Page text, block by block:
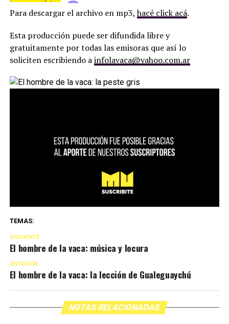
Para descargar el archivo en mp3,hacé click acá.
Esta producción puede ser difundida libre y
gratuitamente por todas las emisoras que así lo
soliciten escribiendo ainfolavaca@yahoo.com.ar
TEMAS:
SIGUIENTE
El hombre de la vaca: música y locura
ANTERIOR
El hombre de la vaca: la lección de Gualeguaychú
NOTAS RELACIONADAS